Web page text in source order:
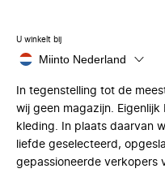
U winkelt bij
Miinto Nederland
In tegenstelling tot de
wij geen magazijn.
kleding. In plaats daarvan
liefde geselecteerd,
gepassioneerde verkopers